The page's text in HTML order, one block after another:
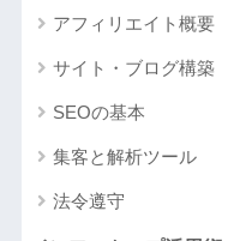
アフィリエイト概要
サイト・ブログ構築
SEOの基本
集客と解析ツール
法令遵守